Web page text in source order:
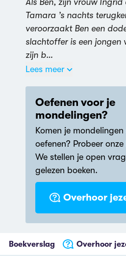
3
Dood
het
Als Ben, zijn vrouw
Tamara ’s nachts
veroorzaakt Ben een
slachtoffer is een jongen
zijn b…
Lees meer
Oefenen voor je
mondelingen?
Komen je
oefenen? Probeer onze
We stellen je open
gelezen boeken.
Overhoor
Boekverslag Overhoor